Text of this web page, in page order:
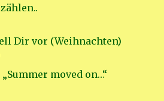
Dir vor (Weihnachten)
moved on…“